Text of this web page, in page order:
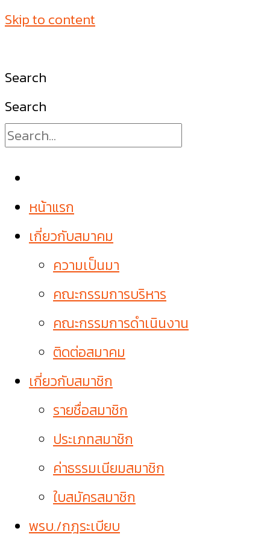
Skip to content
Search
Search
หน้าแรก
เกี่ยวกับสมาคม
ความเป็นมา
คณะกรรมการบริหาร
คณะกรรมการดำเนินงาน
ติดต่อสมาคม
เกี่ยวกับสมาชิก
รายชื่อสมาชิก
ประเภทสมาชิก
ค่าธรรมเนียมสมาชิก
ใบสมัครสมาชิก
พรบ./กฎระเบียบ